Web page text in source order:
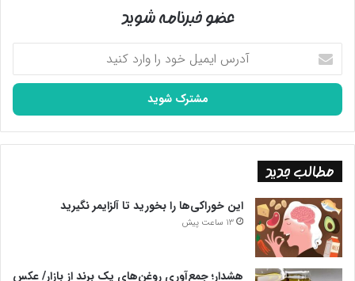
عضو خبرنامه شوید
آدرس
ایمیل
خود
وارد
کنید
مطالب جدید
این خوراکی‌ها را بخورید تا آلزایمر نگیرید
13 ساعت پیش
هشدار؛ جمع‌آوری روغن‌های یک برند از بازار/ عکس